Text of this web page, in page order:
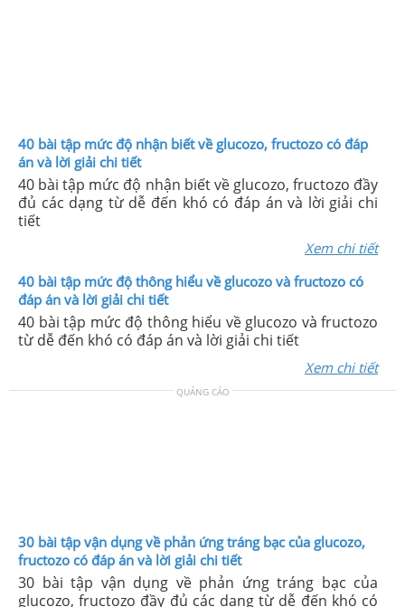
40 bài tập mức độ nhận biết về glucozo, fructozo có đáp
án và lời giải chi tiết
40 bài tập mức độ nhận biết về glucozo, fructozo đầy
đủ các dạng từ dễ đến khó có đáp án và lời giải chi
tiết
Xem chi tiết
40 bài tập mức độ thông hiểu về glucozo và fructozo có
đáp án và lời giải chi tiết
40 bài tập mức độ thông hiểu về glucozo và fructozo
từ dễ đến khó có đáp án và lời giải chi tiết
Xem chi tiết
QUẢNG CÁO
30 bài tập vận dụng về phản ứng tráng bạc của glucozo,
fructozo có đáp án và lời giải chi tiết
30 bài tập vận dụng về phản ứng tráng bạc của
glucozo, fructozo đầy đủ các dạng từ dễ đến khó có